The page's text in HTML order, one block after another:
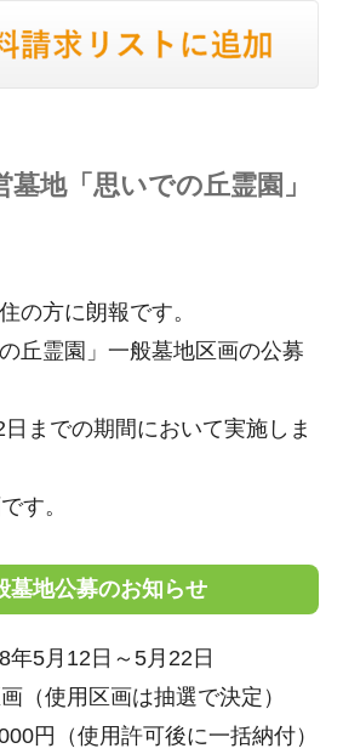
墓地「思いでの丘霊園」
の方に朗報です。
丘霊園」一般墓地区画の公募
までの期間において実施しま
す。
地公募のお知らせ
5月12日～5月22日
（使用区画は抽選で決定）
円（使用許可後に一括納付）